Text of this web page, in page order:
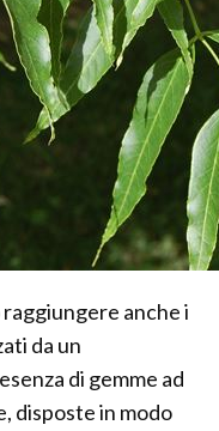
anche i
da un
di gemme ad
disposte in modo